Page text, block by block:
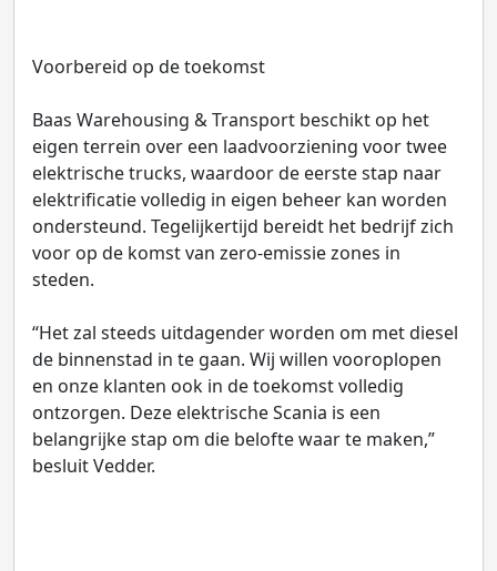
Voorbereid op de toekomst
Baas Warehousing & Transport beschikt op het
eigen terrein over een laadvoorziening voor twee
elektrische trucks, waardoor de eerste stap naar
elektrificatie volledig in eigen beheer kan worden
ondersteund. Tegelijkertijd bereidt het bedrijf zich
voor op de komst van zero-emissie zones in
steden.
“Het zal steeds uitdagender worden om met diesel
de binnenstad in te gaan. Wij willen vooroplopen
en onze klanten ook in de toekomst volledig
ontzorgen. Deze elektrische Scania is een
belangrijke stap om die belofte waar te maken,”
besluit Vedder.